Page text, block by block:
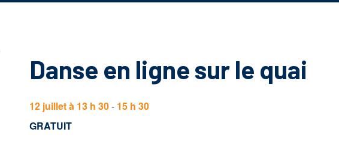
Danse en ligne sur le quai
12 juillet à 13 h 30- 15 h 30
GRATUIT